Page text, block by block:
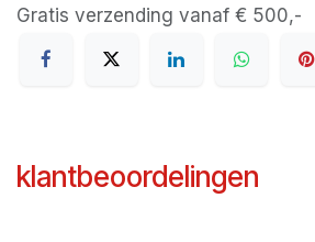
Gratis verzending vanaf € 500,-
klantbeoordelingen